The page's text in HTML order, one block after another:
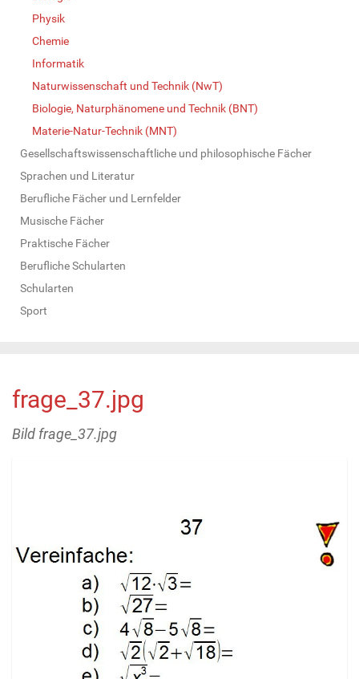
Physik
Chemie
Informatik
Naturwissenschaft und Technik (NwT)
Biologie, Naturphänomene und Technik (BNT)
Materie-Natur-Technik (MNT)
Gesellschaftswissenschaftliche und philosophische Fächer
Sprachen und Literatur
Berufliche Fächer und Lernfelder
Musische Fächer
Praktische Fächer
Berufliche Schularten
Schularten
Sport
frage_37.jpg
Bild frage_37.jpg